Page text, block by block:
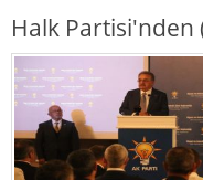
Halk Partisi'nden